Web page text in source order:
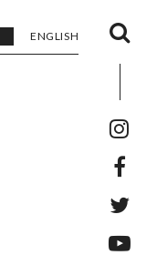
ENGLISH